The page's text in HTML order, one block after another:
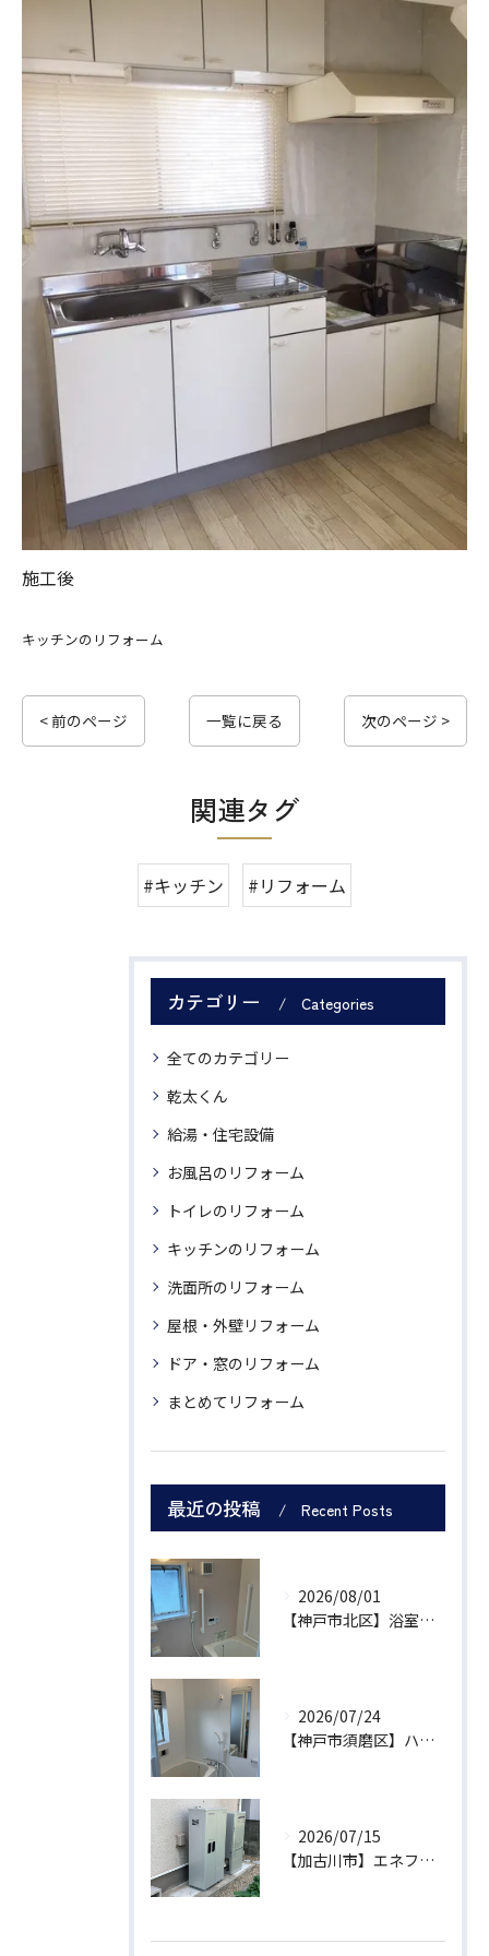
施工後
キッチンのリフォーム
< 前のページ 一覧に戻る 次のページ >
関連タグ
#キッチン #リフォーム
カテゴリー Categories
全てのカテゴリー
乾太くん
給湯・住宅設備
お風呂のリフォーム
トイレのリフォーム
キッチンのリフォーム
洗面所のリフォーム
屋根・外壁リフォーム
ドア・窓のリフォーム
まとめてリフォーム
最近の投稿 Recent Posts
2026/08/01
【神戸市北区】浴室リフォームで浴槽拡充・トイレの段差解消を補助金活用で実現！実質99万円工期5日の施工事例
2026/07/24
【神戸市須磨区】ハイツの浴室・内装一括リフォーム｜近隣への騒音を抑える工法で暮らしの悩みを解消
2026/07/15
【加古川市】エネファームType Sへお取替！補助金17万円と売電活用で賢く光熱費を抑える設備更新